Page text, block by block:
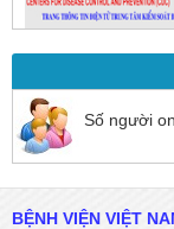
Số người
BỆNH VIỆN VIỆT